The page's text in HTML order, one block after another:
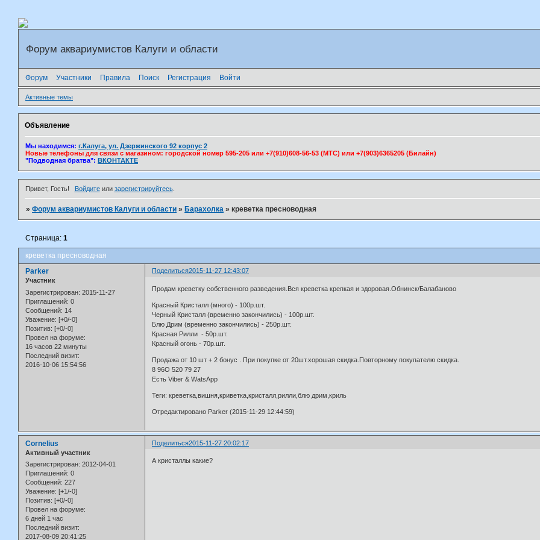
Форум аквариумистов Калуги и области
Форум Участники Правила Поиск Регистрация Войти
Активные темы
Объявление
Мы находимся: г.Калуга, ул. Дзержинского 92 корпус 2
Новые телефоны для связи с магазином: городской номер 595-205 или +7(910)608-56-53 (МТС) или +7(903)6365205 (Билайн)
"Подводная братва": ВКОНТАКТЕ
Привет, Гость! Войдитеили зарегистрируйтесь.
»Форум аквариумистов Калуги и области » Барахолка »креветка пресноводная
креветка пресноводная
Страница:1
Поделиться2015-11-27 12:43:07
Parker
Участник
Зарегистрирован: 2015-11-27
Приглашений: 0
Сообщений: 14
Уважение: [+0/-0]
Позитив: [+0/-0]
Провел на форуме:
16 часов 22 минуты
Последний визит:
2016-10-06 15:54:56
Продам креветку собственного разведения.Вся креветка крепкая и здоровая.Обнинск/Балабаново
Красный Кристалл (много) - 100р.шт.
Черный Кристалл (временно закончились) - 100р.шт.
Блю Дрим (временно закончились) - 250р.шт.
Красная Рилли - 50р.шт.
Красный огонь - 70р.шт.
Продажа от 10 шт + 2 бонус . При покупке от 20шт.хорошая скидка.Повторному покупателю скидка.
8 96О 520 79 27
Есть Viber & WatsApp
Теги: креветка,вишня,криветка,кристалл,рилли,блю дрим,криль
Отредактировано Parker (2015-11-29 12:44:59)
Поделиться2015-11-27 20:02:17
Cornelius
Активный участник
Зарегистрирован: 2012-04-01
Приглашений: 0
Сообщений: 227
Уважение: [+1/-0]
Позитив: [+0/-0]
Провел на форуме:
6 дней 1 час
Последний визит:
2017-08-09 20:41:25
А кристаллы какие?